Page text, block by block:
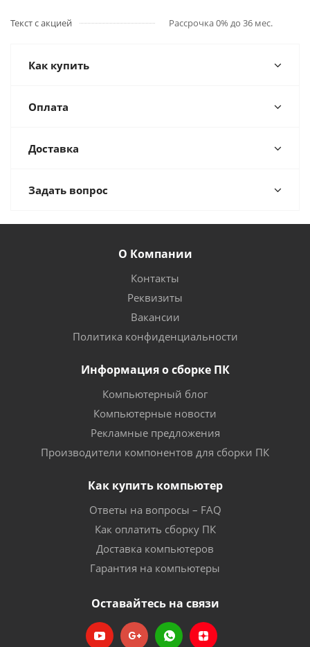
Текст с акцией Рассрочка 0% до 36 мес.
Как купить
Оплата
Доставка
Задать вопрос
О Компании
Контакты
Реквизиты
Вакансии
Политика конфиденциальности
Информация о сборке ПК
Компьютерный блог
Компьютерные новости
Рекламные предложения
Производители компонентов для сборки ПК
Как купить компьютер
Ответы на вопросы – FAQ
Как оплатить сборку ПК
Доставка компьютеров
Гарантия на компьютеры
Оставайтесь на связи